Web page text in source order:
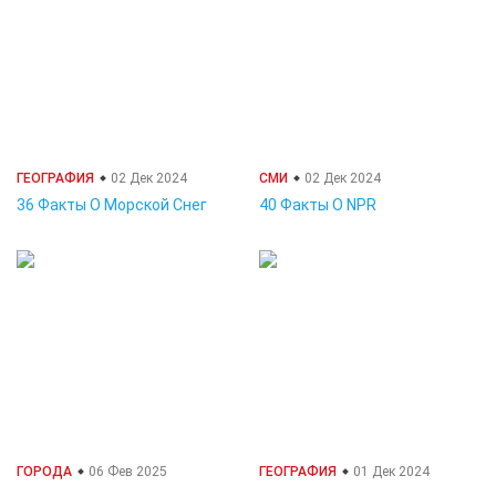
ГЕОГРАФИЯ 02 Дек 2024
36 Факты О Морской Снег
СМИ 02 Дек 2024
40 Факты О NPR
ГОРОДА 06 Фев 2025 ГЕОГРАФИЯ 01 Дек 2024